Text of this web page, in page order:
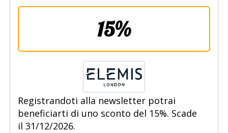
15%
Registrandoti alla newsletter potrai
beneficiarti di uno sconto del 15%. Scade
il 31/12/2026.